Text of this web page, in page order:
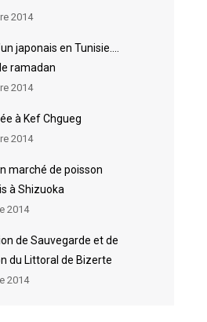
2014
japonais en Tunisie….
ramadan
2014
à Kef Chgueg
2014
marché de poisson
à Shizuoka
2014
de Sauvegarde et de
du Littoral de Bizerte
2014